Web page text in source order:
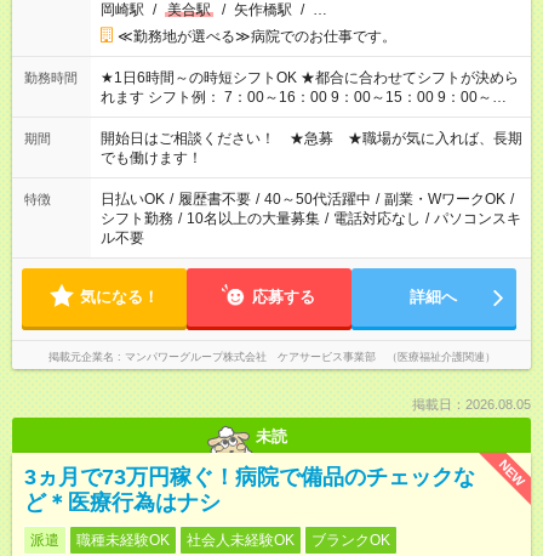
岡崎駅 / 美合駅 / 矢作橋駅 / …
≪勤務地が選べる≫病院でのお仕事です。
勤務時間
★1日6時間～の時短シフトOK ★都合に合わせてシフトが決めら
れます シフト例： 7：00～16：00 9：00～15：00 9：00～
18：00 11：00～20：00 など ※Wワークの場合、他のお仕事と
合わせ週40時間超の就業はご案内できません ※法令に基づき、
週20時間以上勤務は社会保険への加入対象となります ※労働者
派遣法（日雇い派遣の原則禁止）により、短時間・短期間の就
業はご案内が難しい場合があります
期間
開始日はご相談ください！ ★急募 ★職場が気に入れば、長期
でも働けます！
特徴 日払いOK / 履歴書不要 / 40～50代活躍中 / 副業・WワークOK /
シフト勤務 / 10名以上の大量募集 / 電話対応なし / パソコンスキ
ル不要
気になる！ 応募する 詳細へ
掲載元企業名 マンパワーグループ株式会社 ケアサービス事業部 （医療福祉介護関連）
掲載日：2026.08.05
未読
NEW
3ヵ月で73万円稼ぐ！病院で備品のチェックな
ど＊医療行為はナシ
派遣 職種未経験OK 社会人未経験OK
ブランクOK